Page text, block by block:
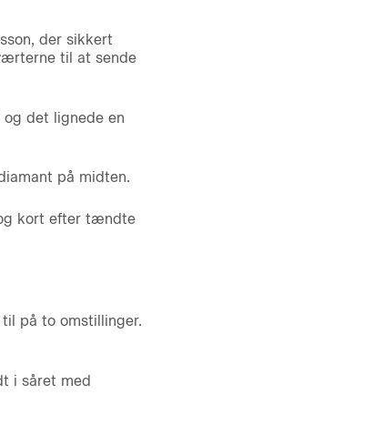
der sikkert
til at sende
det lignede en
på midten.
kort efter tændte
på to omstillinger.
i såret med